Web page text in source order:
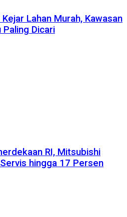
Lahan Murah, Kawasan
Dicari
RI, Mitsubishi
hingga 17 Persen